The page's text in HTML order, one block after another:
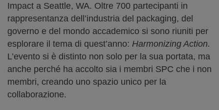
Impact a Seattle, WA. Oltre 700 partecipanti in
rappresentanza dell’industria del packaging, del
governo e del mondo accademico si sono riuniti per
esplorare il tema di quest’anno: Harmonizing Action.
L’evento si è distinto non solo per la sua portata, ma
anche perché ha accolto sia i membri SPC che i non
membri, creando uno spazio unico per la
collaborazione.